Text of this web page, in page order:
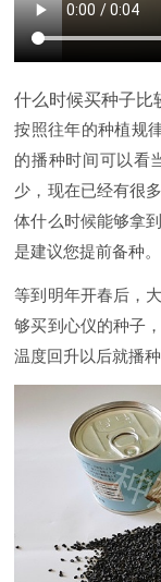
什么时候买种子比
按照往年的种植规
的播种时间可以看
少，现在已经有很
体什么时候能够拿
是建议您提前备种。
等到明年开春后，
够买到心仪的种子
温度回升以后就播